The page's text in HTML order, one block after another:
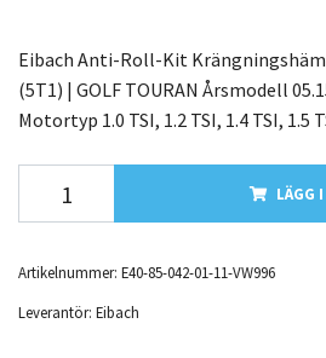
Eibach Anti-Roll-Kit
(5T1) | GOLF TOURAN Årsmodell
Motortyp 1.0 TSI, 1.2 TSI, 1.4 TSI, 1.5
LÄGG
Artikelnummer: E40-85-042-01-11-VW996
Leverantör: Eibach